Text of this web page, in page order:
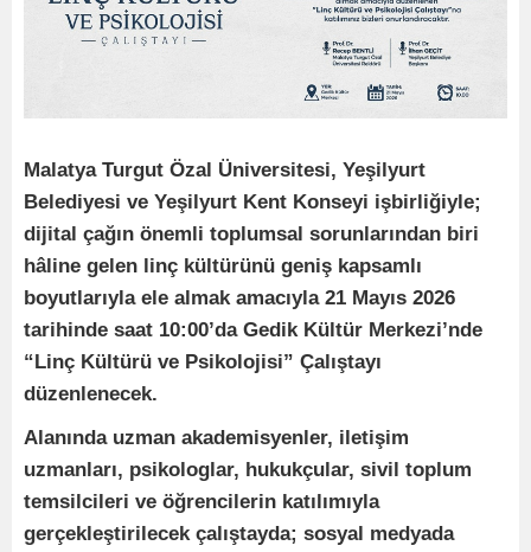
Malatya Turgut Özal Üniversitesi, Yeşilyurt
Belediyesi ve Yeşilyurt Kent Konseyi işbirliğiyle;
dijital çağın önemli toplumsal sorunlarından biri
hâline gelen linç kültürünü geniş kapsamlı
boyutlarıyla ele almak amacıyla 21 Mayıs 2026
tarihinde saat 10:00’da Gedik Kültür Merkezi’nde
“Linç Kültürü ve Psikolojisi” Çalıştayı
düzenlenecek.
Alanında uzman akademisyenler, iletişim
uzmanları, psikologlar, hukukçular, sivil toplum
temsilcileri ve öğrencilerin katılımıyla
gerçekleştirilecek çalıştayda; sosyal medyada